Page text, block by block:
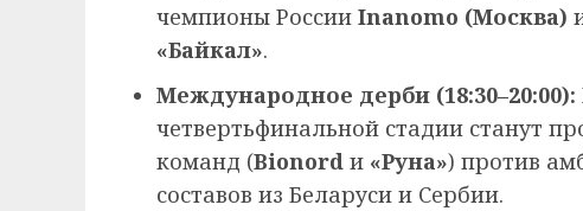
чемпионы России Inanomo (Москва)
«Байкал».
Международное дерби (18:30–20:00):
четвертьфинальной стадии станут
команд (Bionord и «Руна») против
составов из Беларуси и Сербии.